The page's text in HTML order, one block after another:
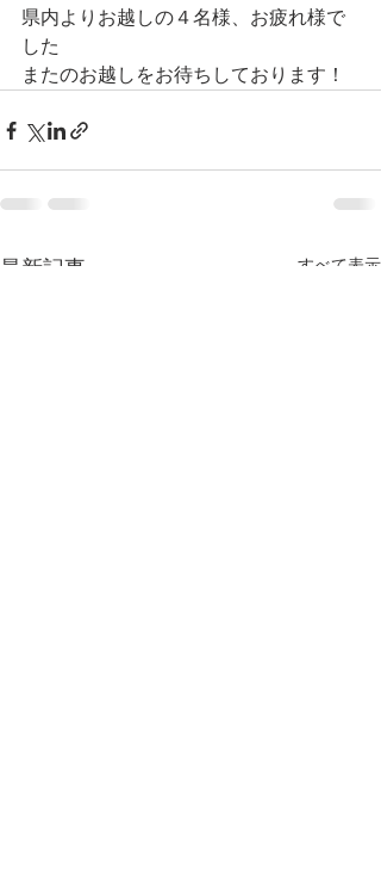
県内よりお越しの４名様、お疲れ様で
した
またのお越しをお待ちしております！
最新記事 すべて表示